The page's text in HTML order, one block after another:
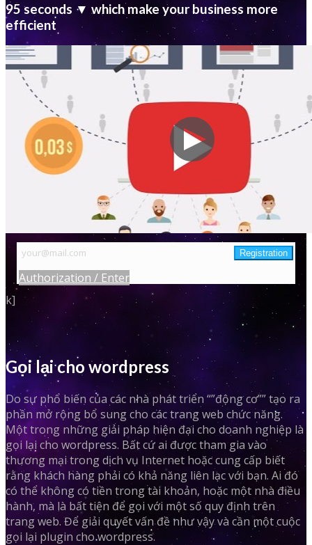
95 seconds ▼ which make your business more
efficient
Authorization / Enter
k]
Gọi lại cho wordpress
Do sự phổ biến của các nhà phát triển “”động cơ”” tạo ra
phần mở rộng bổ sung cho các trang web chức năng.
Một trong những giải pháp hiện đại cho doanh nghiệp là
gọi lại cho wordpress. Bất cứ ai được tham gia vào
thương mại trong dịch vụ Internet hoặc cung cấp biết
rằng khách hàng phải có khả năng liên lạc với bạn. Ai đó
có thể không có tiền trong tài khoản, hoặc một nhà điều
hành, mà là bất tiện để gọi với một số quy định trên
trang web. Để giải quyết vấn đề như vậy và cần một cuộc
gọi lại plugin cho wordpress.